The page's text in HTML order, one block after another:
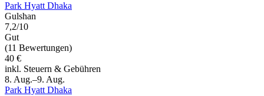
Park Hyatt Dhaka
Gulshan
7,2/10
Gut
(11 Bewertungen)
40 €
inkl. Steuern & Gebühren
8. Aug.–9. Aug.
Park Hyatt Dhaka